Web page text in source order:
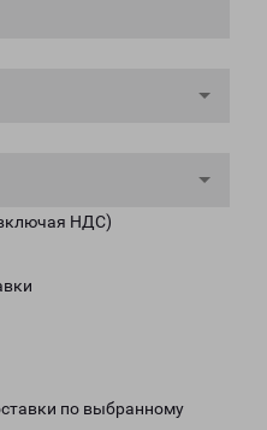
НДС)
по выбранному